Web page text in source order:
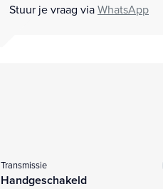
Stuur je vraag viaWhatsApp
Transmissie
Handgeschakeld